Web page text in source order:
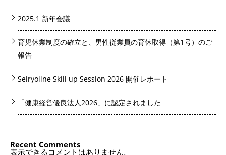
2025.1 新年会議
育児休業制度の確立と、男性従業員の育休取得（第1号）のご
報告
Seiryoline Skill up Session 2026 開催レポート
「健康経営優良法人2026」に認定されました
Recent Comments
表示できるコメントはありません。